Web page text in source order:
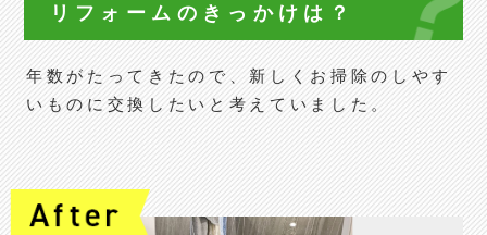
リフォームの きっかけは？
年数がたってきたので、新しくお掃除のしやす
いものに交換したいと考えていました。